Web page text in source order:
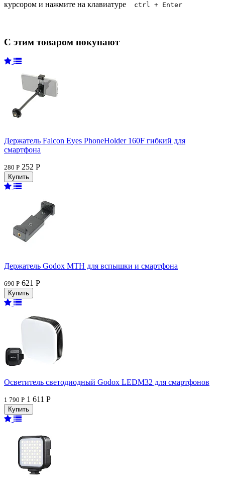
курсором и нажмите на клавиатуре ctrl + Enter
С этим товаром покупают
Держатель Falcon Eyes PhoneHolder 160F гибкий для
смартфона
280 Р 252 Р
Держатель Godox MTH для вспышки и смартфона
690 Р 621 Р
Осветитель светодиодный Godox LEDM32 для смартфонов
1 790 Р 1 611 Р